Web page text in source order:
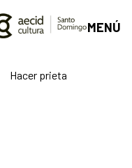
MENÚ
Hacer prieta